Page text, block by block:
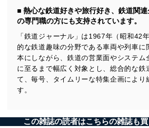
■ 熱心な鉄道好きや旅行好き、鉄道関
の専門職の方にも支持されています。
「鉄道ジャーナル」は1967年（昭和42
的な鉄道趣味の分野である車両や列車に
本にしながら、鉄道の営業面やシステム
に至るまで幅広く対象とし、総合的な鉄
て、毎号、タイムリーな特集企画により
す。
この雑誌の読者はこちらの雑誌も買